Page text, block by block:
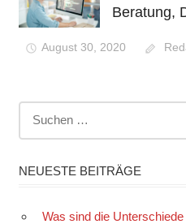
Beratung,
August 30, 2020
NEUESTE BEITRÄGE
Was sind die